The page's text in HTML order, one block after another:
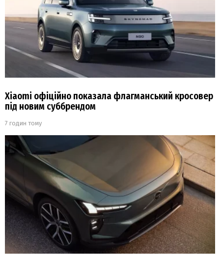
Xiaomi офіційно показала флагманський кросовер
під новим суббрендом
7 годин тому